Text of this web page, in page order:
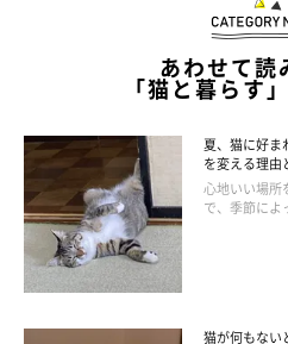
manana suerteの猫ニットはしっ
備におしりを見せてくれる猫は
デニムに合わせやすいデザインで
は販売開始からすぐに売れてしま
要チェックです！
あわせて読
「猫と暮らす
夏、猫に好
を変える理
心地いい場所
で、季節に
猫が何もない